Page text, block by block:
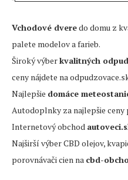
Vchodové dveredo domu z
palete modelov a farieb.
Široký výberkvalitných
ceny nájdete na
Najlepšie domáce
Autodoplnky za najlepšie ceny
Internetový obchod
Najširší výber CBD olejov,
porovnávači cien na cbd-